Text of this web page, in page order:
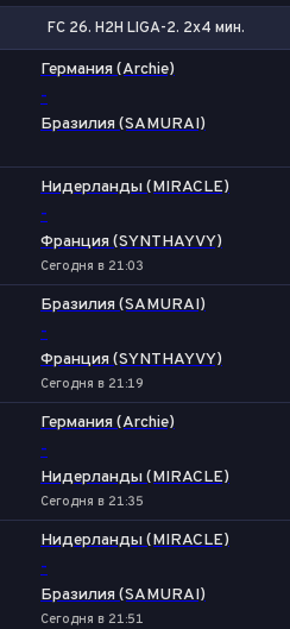
FC 26. H2H LIGA-2. 2x4 мин.
Германия (Archie)
-
Бразилия (SAMURAI)
Нидерланды (MIRACLE)
-
Франция (SYNTHAYVY)
Сегодня в 21:03
Бразилия (SAMURAI)
-
Франция (SYNTHAYVY)
Сегодня в 21:19
Германия (Archie)
-
Нидерланды (MIRACLE)
Сегодня в 21:35
Нидерланды (MIRACLE)
-
Бразилия (SAMURAI)
Сегодня в 21:51